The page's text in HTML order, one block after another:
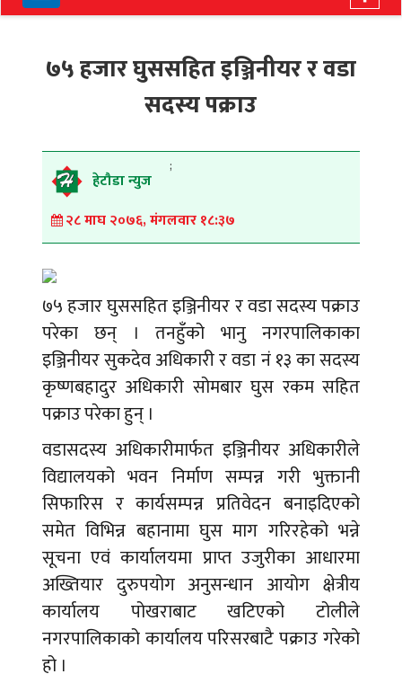
navigation
७५ हजार घुससहित इञ्जिनीयर र वडा
सदस्य पक्राउ
हेटौडा न्युज
२८ माघ २०७६, मंगलवार १८:३७
;
७५ हजार घुससहित इञ्जिनीयर र वडा सदस्य पक्राउ
परेका छन् । तनहुँको भानु नगरपालिकाका
इञ्जिनीयर सुकदेव अधिकारी र वडा नं १३ का सदस्य
कृष्णबहादुर अधिकारी सोमबार घुस रकम सहित
पक्राउ परेका हुन् ।
वडासदस्य अधिकारीमार्फत इञ्जिनीयर अधिकारीले
विद्यालयको भवन निर्माण सम्पन्न गरी भुक्तानी
सिफारिस र कार्यसम्पन्न प्रतिवेदन बनाइदिएको
समेत विभिन्न बहानामा घुस माग गरिरहेको भन्ने
सूचना एवं कार्यालयमा प्राप्त उजुरीका आधारमा
अख्तियार दुरुपयोग अनुसन्धान आयोग क्षेत्रीय
कार्यालय पोखराबाट खटिएको टोलीले
नगरपालिकाको कार्यालय परिसरबाटै पक्राउ गरेको
हो ।